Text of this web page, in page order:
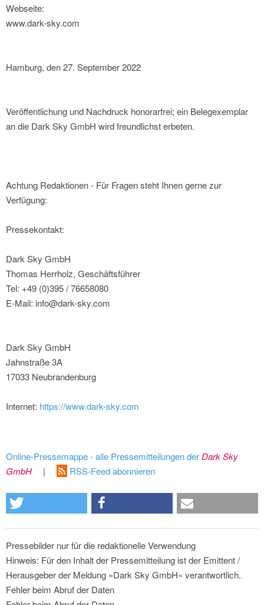
Webseite:
www.dark-sky.com
Hamburg, den 27. September 2022
Veröffentlichung und Nachdruck honorarfrei; ein Belegexemplar
an die Dark Sky GmbH wird freundlichst erbeten.
Achtung Redaktionen - Für Fragen steht Ihnen gerne zur
Verfügung:
Pressekontakt:
Dark Sky GmbH
Thomas Herrholz, Geschäftsführer
Tel: +49 (0)395 / 76658080
E-Mail: info@dark-sky.com
Dark Sky GmbH
Jahnstraße 3A
17033 Neubrandenburg
Internet: https://www.dark-sky.com
Online-Pressemappe - alle Pressemitteilungen derDark Sky
GmbH
| RSS-Feed abonnieren
Pressebilder nur für die redaktionelle Verwendung
Hinweis: Für den Inhalt der Pressemitteilung ist der Emittent /
Herausgeber der Meldung »Dark Sky GmbH« verantwortlich.
Fehler beim Abruf der Daten